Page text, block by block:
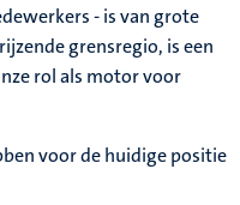
- is van grote
grensregio, is een
rol als motor voor
voor de huidige positie